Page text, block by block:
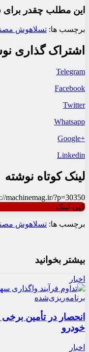
این مطلب چقدر برای
برچسب ها: تسلاهوش
اشتراک گذاری
Telegram
Facebook
Twitter
Whatsapp
+Google
Linkedin
لینک کوتاه نوشته
machinemag.ir/?p=30350
کپی لینک
برچسب ها: تسلاهوش
بیشتر بخوانید
اخبار
انحصار در تأمین
خودرو
اخبار